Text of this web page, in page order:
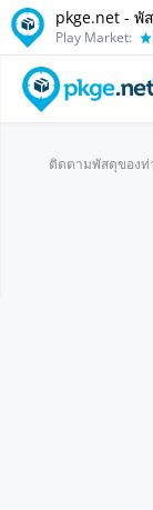
pkge.net - พั
Play Market:
ติดตามพัสดุของท่